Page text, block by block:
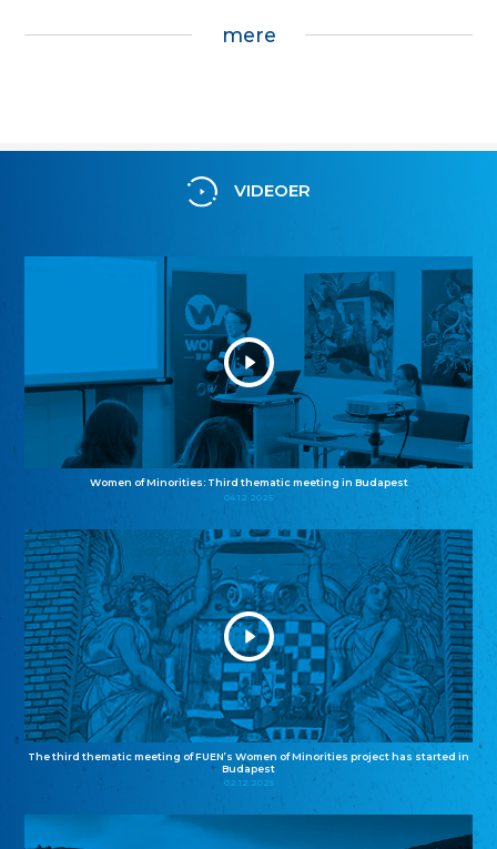
mere
VIDEOER
Women of Minorities: Third thematic meeting in Budapest
04.12.2025
The third thematic meeting of FUEN’s Women of Minorities project has started in
Budapest
02.12.2025